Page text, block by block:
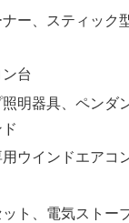
ー、スティック
台
明器具、ペンダ
ウインドエアコ
ト、電気ストー